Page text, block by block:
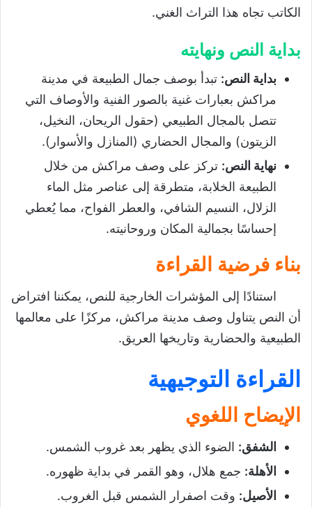
الكاتب تجاه هذا التراث الغني.
بداية النص ونهايته
بداية النص: تبدأ بوصف جمال الطبيعة في مدينة
مراكش بعبارات غنية بالصور الفنية والأوصاف التي
تتصل بالمجال الطبيعي (حقول الريحان، النخيل،
الزيتون) والمجال الحضاري (المنازل والأسوار).
نهاية النص: تركز على وصف مراكش من خلال
الطبيعة الخلابة، متطرقة إلى عناصر مثل الماء
الزلال، النسيم الشافي، والعطر الفواح، مما يُعطي
إحساسًا بجمالية المكان وروحانيته.
بناء فرضية القراءة
استنادًا إلى المؤشرات الخارجية للنص، يمكننا افتراض
أن النص يتناول وصف مدينة مراكش، مركزًا على معالمها
الطبيعية والحضارية وتاريخها العريق.
القراءة التوجيهية
الإيضاح اللغوي
الشفق: الضوء الذي يظهر بعد غروب الشمس.
الأهلة: جمع هلال، وهو القمر في بداية ظهوره.
الأصيل: وقت اصفرار الشمس قبل الغروب.